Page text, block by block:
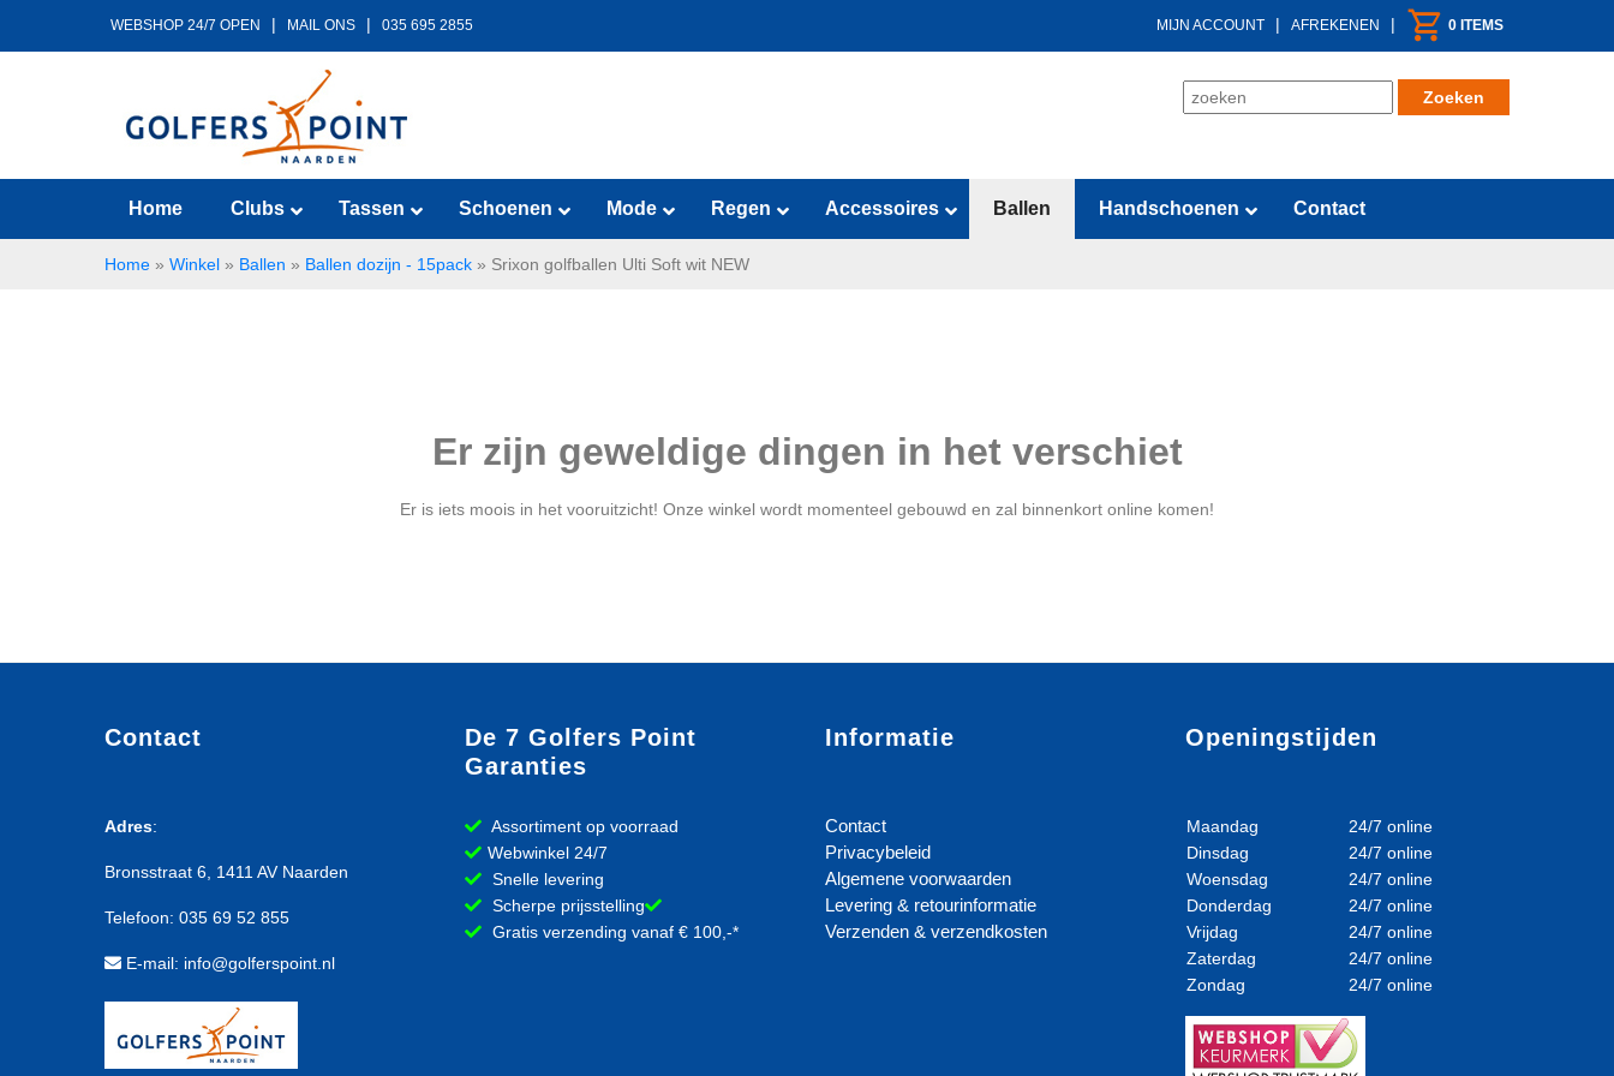
WEBSHOP 24/7 OPEN | MAIL ONS | 035 695 2855 MIJN ACCOUNT | AFREKENEN | 0 ITEMS
Home Clubs Tassen Schoenen Mode Regen Accessoires Ballen Handschoenen Contact
Home » Winkel » Ballen » Ballen dozijn - 15pack » Srixon golfballen Ulti Soft wit NEW
Er zijn geweldige dingen in het verschiet
Er is iets moois in het vooruitzicht! Onze winkel wordt momenteel gebouwd en zal binnenkort online komen!
Contact
Adres:
Bronsstraat 6, 1411 AV Naarden
Telefoon: 035 69 52 855
E-mail: info@golferspoint.nl
De 7 Golfers Point
Garanties
Assortiment op voorraad
Webwinkel 24/7
Snelle levering
Scherpe prijsstelling
Gratis verzending vanaf € 100,-*
Informatie
Contact
Privacybeleid
Algemene voorwaarden
Levering & retourinformatie
Verzenden & verzendkosten
Openingstijden
Maandag
24/7 online
Dinsdag
24/7 online
Woensdag
24/7 online
Donderdag
24/7 online
Vrijdag
24/7 online
Zaterdag
24/7 online
Zondag
24/7 online